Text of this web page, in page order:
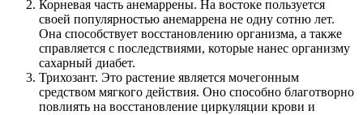
Корневая часть анемаррены. На востоке пользуется
своей популярностью анемаррена не одну сотню лет.
Она способствует восстановлению организма, а также
справляется с последствиями, которые нанес организму
сахарный диабет.
Трихозант. Это растение является мочегонным
средством мягкого действия. Оно способно благотворно
повлиять на восстановление циркуляции крови и